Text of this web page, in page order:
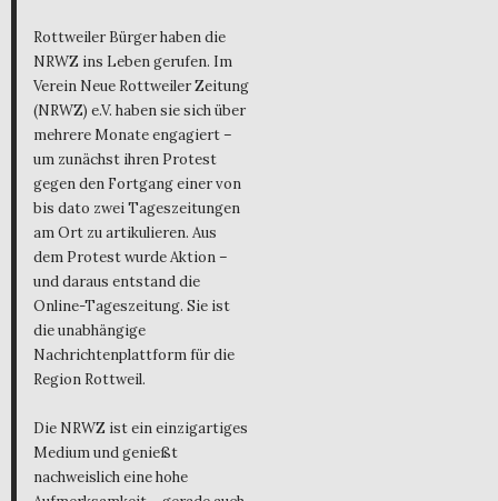
Rottweiler Bürger haben die
NRWZ ins Leben gerufen. Im
Verein Neue Rottweiler Zeitung
(NRWZ) e.V. haben sie sich über
mehrere Monate engagiert –
um zunächst ihren Protest
gegen den Fortgang einer von
bis dato zwei Tageszeitungen
am Ort zu artikulieren. Aus
dem Protest wurde Aktion –
und daraus entstand die
Online-Tageszeitung. Sie ist
die unabhängige
Nachrichtenplattform für die
Region Rottweil.
Die NRWZ ist ein einzigartiges
Medium und genießt
nachweislich eine hohe